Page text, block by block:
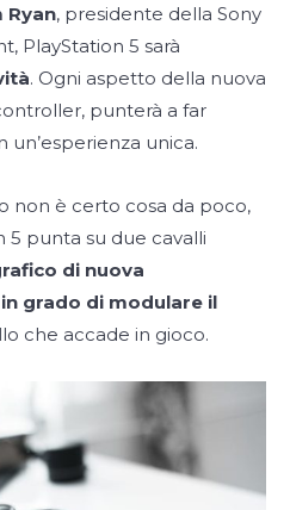
Ryan, presidente della Sony
PlayStation 5 sarà
. Ogni aspetto della nuova
punterà a far
unica.
non è certo cosa da poco,
5 punta su due cavalli
di nuova
grado di modulare il
che accade in gioco.